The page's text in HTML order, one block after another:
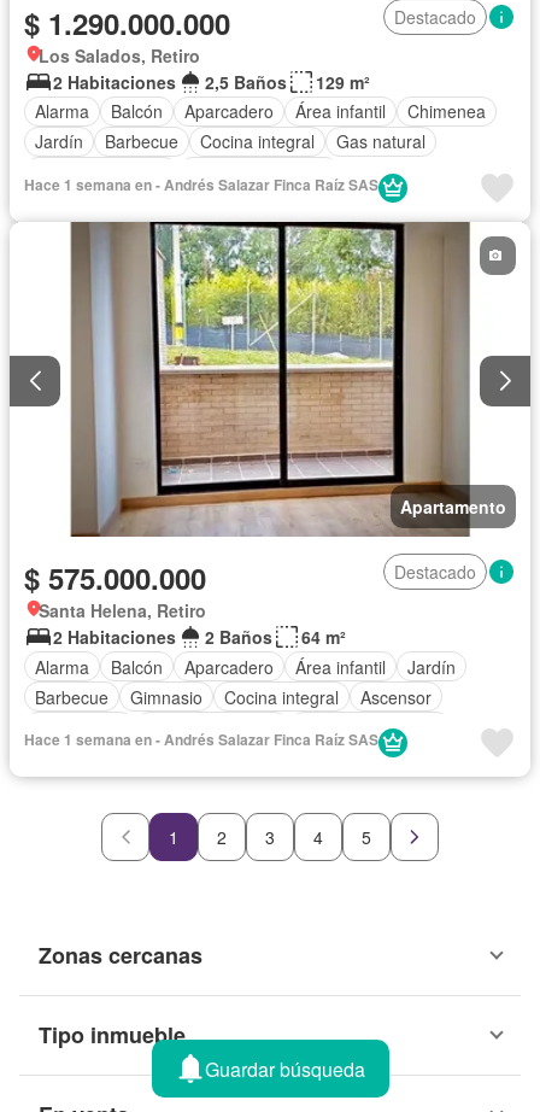
$ 1.290.000.000
Destacado
Los Salados, Retiro
2 Habitaciones
2,5 Baños
129 m²
Alarma
Balcón Aparcadero Área infantil
Chimenea
Jardín
Barbecue Cocina integral
Gas natural
Hace 1 semana en - Andrés Salazar Finca Raíz SAS
Apartamento
$ 575.000.000
Destacado
Santa Helena, Retiro
2 Habitaciones
2 Baños
64 m²
Alarma
Balcón Aparcadero Área infantil
Jardín
Barbecue
Gimnasio Cocina integral
Ascensor
Seguridad privada
Hace 1 semana en - Andrés Salazar Finca Raíz SAS
1 2 3 4 5
Zonas cercanas
Tipo inmueble
Guardar búsqueda